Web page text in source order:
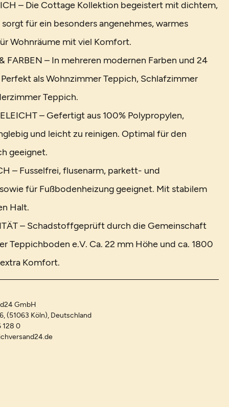
– Die Cottage Kollektion begeistert mit dichtem,
für ein besonders angenehmes, warmes
Wohnräume mit viel Komfort.
FARBEN – In mehreren modernen Farben und 24
als Wohnzimmer Teppich, Schlafzimmer
Teppich.
– Gefertigt aus 100% Polypropylen,
und leicht zu reinigen. Optimal für den
geeignet.
– Fusselfrei, flusenarm, parkett- und
für Fußbodenheizung geeignet. Mit stabilem
Halt.
– Schadstoffgeprüft durch die Gemeinschaft
Teppichboden e.V. Ca. 22 mm Höhe und ca. 1800
Komfort.
GmbH
(51063 Köln), Deutschland
128 0